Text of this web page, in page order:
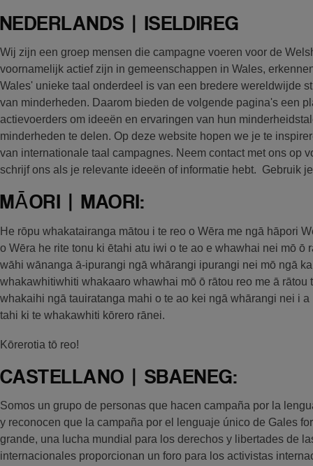
NEDERLANDS | ISELDIREG
Wij zijn een groep mensen die campagne voeren voor de
voornamelijk actief zijn in gemeenschappen in Wales,
Wales' unieke taal onderdeel is van een bredere wereldwijde
van minderheden. Daarom bieden de volgende pagina's een
actievoerders om ideeën en ervaringen van hun
minderheden te delen. Op deze website hopen we je te
van internationale taal campagnes. Neem contact met ons op
schrijf ons als je relevante ideeën of informatie hebt. Gebruik
MĀORI | MAORI:
He rōpu whakatairanga mātou i te reo o Wēra me ngā hāpori
o Wēra he rite tonu ki ētahi atu iwi o te ao e whawhai nei mō ō
wāhi wānanga ā-ipurangi ngā whārangi ipurangi nei mō ngā
whakawhitiwhiti whakaaro whawhai mō ō rātou reo me ā rātou
whakaihi ngā tauiratanga mahi o te ao kei ngā whārangi nei i
tahi ki te whakawhiti kōrero rānei.
Kōrerotia tō reo!
CASTELLANO | SBAENEG:
Somos un grupo de personas que hacen campaña por la
y reconocen que la campaña por el lenguaje único de Gales
grande, una lucha mundial para los derechos y libertades de
internacionales proporcionan un foro para los activistas